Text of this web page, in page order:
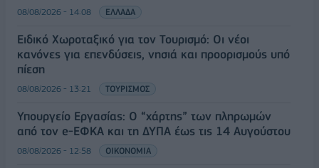
08/08/2026 - 14:08 ΕΛΛΑΔΑ
Ειδικό Χωροταξικό για τον Τουρισμό: Οι νέοι
κανόνες για επενδύσεις, νησιά και προορισμούς υπό
πίεση
08/08/2026 - 13:21 ΤΟΥΡΙΣΜΟΣ
Υπουργείο Εργασίας: Ο “χάρτης” των πληρωμών
από τον e-ΕΦΚΑ και τη ΔΥΠΑ έως τις 14 Αυγούστου
08/08/2026 - 12:58 ΟΙΚΟΝΟΜΙΑ